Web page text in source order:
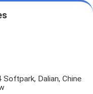
Dalian, Chine